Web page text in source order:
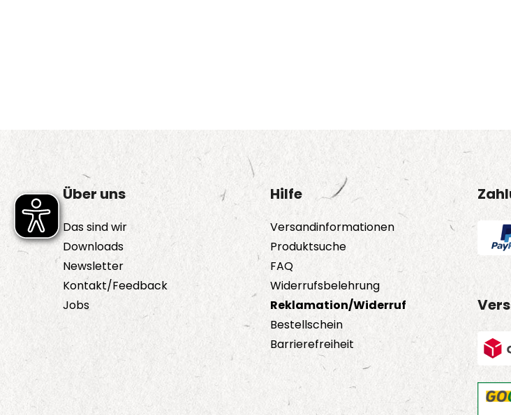
Über uns
Das sind wir
Downloads
Newsletter
Kontakt/Feedback
Jobs
Hilfe
Versandinformationen
Produktsuche
FAQ
Widerrufsbelehrung
Reklamation/Widerruf
Bestellschein
Barrierefreiheit